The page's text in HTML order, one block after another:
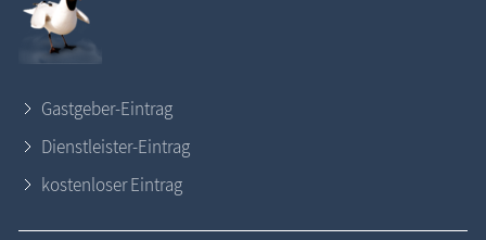
Gastgeber-Eintrag
Dienstleister-Eintrag
kostenloser Eintrag